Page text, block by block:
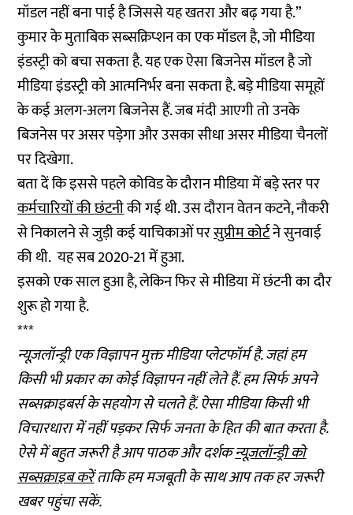
मॉडल नहीं बना पाई है जिससे यह खतरा और बढ़ गया है.”
कुमार के मुताबिक सब्सक्रिप्शन का एक मॉडल है, जो मीडिया
इंडस्ट्री को बचा सकता है. यह एक ऐसा बिजनेस मॉडल है जो
मीडिया इंडस्ट्री को आत्मनिर्भर बना सकता है. बड़े मीडिया समूहों
के कई अलग-अलग बिजनेस हैं. जब मंदी आएगी तो उनके
बिजनेस पर असर पड़ेगा और उसका सीधा असर मीडिया चैनलों
पर दिखेगा.
बता दें कि इससे पहले कोविड के दौरान मीडिया में बड़े स्तर पर
कर्मचारियों की छंटनीकी गई थी. उस दौरान वेतन कटने, नौकरी
से निकालने से जुड़ी कई याचिकाओं परसुप्रीम कोर्टने सुनवाई
की थी. यह सब 2020-21 में हुआ.
इसको एक साल हुआ है, लेकिन फिर से मीडिया में छंटनी का दौर
शुरू हो गया है.
***
न्यूज़लॉन्ड्री एक विज्ञापन मुक्त मीडिया प्लेटफॉर्म है. जहां हम
किसी भी प्रकार का कोई विज्ञापन नहीं लेते हैं. हम सिर्फ अपने
सब्सक्राइबर्स के सहयोग से चलते हैं. ऐसा मीडिया किसी भी
विचारधारा में नहीं पड़कर सिर्फ जनता के हित की बात करता है.
ऐसे में बहुत जरूरी है आप पाठक और दर्शकन्यूज़लॉन्ड्री को
सब्सक्राइब करेंताकि हम मजबूती के साथ आप तक हर जरूरी
खबर पहुंचा सकें.